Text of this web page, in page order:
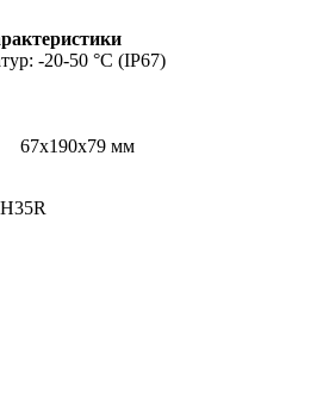
-20-50 °С (IP67)
- 67x190x79 мм